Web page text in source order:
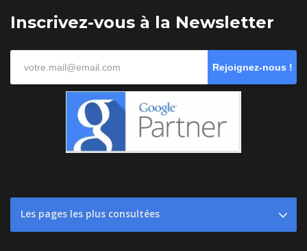
Inscrivez-vous à la Newsletter
Rejoignez-nous !
Les pages les plus consultées